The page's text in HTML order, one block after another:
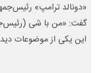
«دونالد ترامپ»
گفت: «من با شی
این یکی از موضوعات